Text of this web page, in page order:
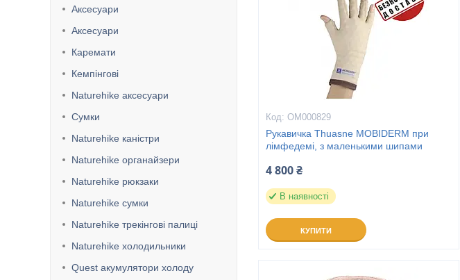
Аксесуари
Аксесуари
Каремати
Кемпінгові
Naturehike аксесуари
Сумки
Naturehike каністри
Naturehike органайзери
Naturehike рюкзаки
Naturehike сумки
Naturehike трекінгові палиці
Naturehike холодильники
Quest акумулятори холоду
ОМ000829
Рукавичка Thuasne MOBIDERM при
лімфедемі, з маленькими шипами
4 800 ₴
В наявності
КУПИТИ